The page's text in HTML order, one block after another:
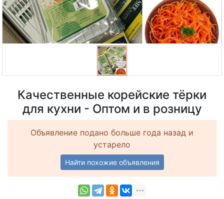
Качественные корейские тёрки
для кухни - Оптом и в розницу
Объявление подано больше года назад и
устарело
Найти похожие объявления